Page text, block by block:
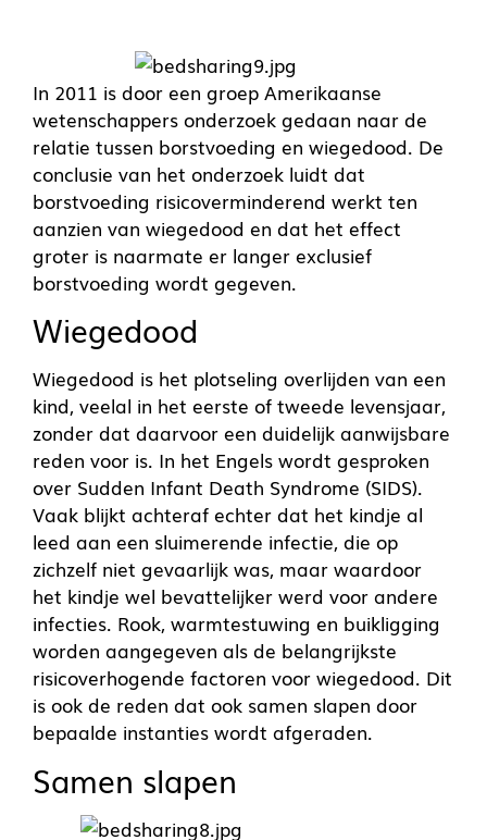
In 2011 is door een groep Amerikaanse
wetenschappers onderzoek gedaan naar de
relatie tussen borstvoeding en wiegedood. De
conclusie van het onderzoek luidt dat
borstvoeding risicoverminderend werkt ten
aanzien van wiegedood en dat het effect
groter is naarmate er langer exclusief
borstvoeding wordt gegeven.
Wiegedood
Wiegedood is het plotseling overlijden van een
kind, veelal in het eerste of tweede levensjaar,
zonder dat daarvoor een duidelijk aanwijsbare
reden voor is. In het Engels wordt gesproken
over Sudden Infant Death Syndrome (SIDS).
Vaak blijkt achteraf echter dat het kindje al
leed aan een sluimerende infectie, die op
zichzelf niet gevaarlijk was, maar waardoor
het kindje wel bevattelijker werd voor andere
infecties. Rook, warmtestuwing en buikligging
worden aangegeven als de belangrijkste
risicoverhogende factoren voor wiegedood. Dit
is ook de reden dat ook samen slapen door
bepaalde instanties wordt afgeraden.
Samen slapen